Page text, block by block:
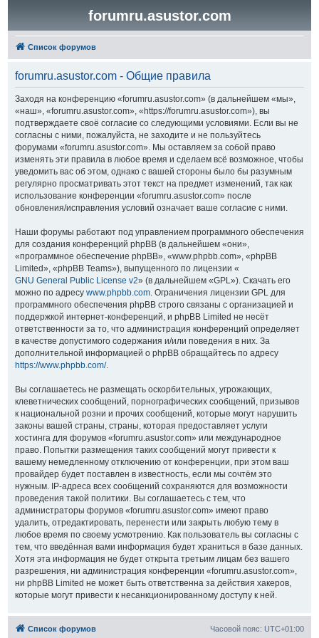
forumru.asustor.com
Список форумов
forumru.asustor.com - Общие правила
Заходя на конференцию «forumru.asustor.com» (в дальнейшем «мы»,
«наш», «forumru.asustor.com», «https://forumru.asustor.com»), вы
подтверждаете своё согласие со следующими условиями. Если вы не
согласны с ними, пожалуйста, не заходите и не пользуйтесь
форумами «forumru.asustor.com». Мы оставляем за собой право
изменять эти правила в любое время и сделаем всё возможное, чтобы
уведомить вас об этом, однако с вашей стороны было бы разумным
регулярно просматривать этот текст на предмет изменений, так как
использование конференции «forumru.asustor.com» после
обновления/исправления условий означает ваше согласие с ними.
Наши форумы работают под управлением программного обеспечения
для создания конференций phpBB (в дальнейшем «они»,
«программное обеспечение phpBB», «www.phpbb.com», «phpBB
Limited», «phpBB Teams»), выпущенного по лицензии «
GNU General Public License v2» (в дальнейшем «GPL»). Скачать его
можно по адресу www.phpbb.com. Ограничения лицензии GPL для
программного обеспечения phpBB строго связаны с организацией и
поддержкой интернет-конференций, и phpBB Limited не несёт
ответственности за то, что администрация конференций определяет
в качестве допустимого содержания и/или поведения в них. За
дополнительной информацией о phpBB обращайтесь по адресу
https://www.phpbb.com/.
Вы соглашаетесь не размещать оскорбительных, угрожающих,
клеветнических сообщений, порнографических сообщений, призывов
к национальной розни и прочих сообщений, которые могут нарушить
законы вашей страны, страны, которая предоставляет услуги
хостинга для форумов «forumru.asustor.com» или международное
право. Попытки размещения таких сообщений могут привести к
вашему немедленному отключению от конференции, при этом ваш
провайдер будет поставлен в известность, если мы сочтём это
нужным. IP-адреса всех сообщений сохраняются для возможности
проведения такой политики. Вы соглашаетесь с тем, что
администраторы форумов «forumru.asustor.com» имеют право
удалить, отредактировать, перенести или закрыть любую тему в
любое время по своему усмотрению. Как пользователь вы согласны с
тем, что введённая вами информация будет храниться в базе данных.
Хотя эта информация не будет открыта третьим лицам без вашего
разрешения, ни администрация конференции «forumru.asustor.com»,
ни phpBB Limited не может быть ответственна за действия хакеров,
которые могут привести к несанкционированному доступу к ней.
Список форумов Часовой пояс: UTC+01:00